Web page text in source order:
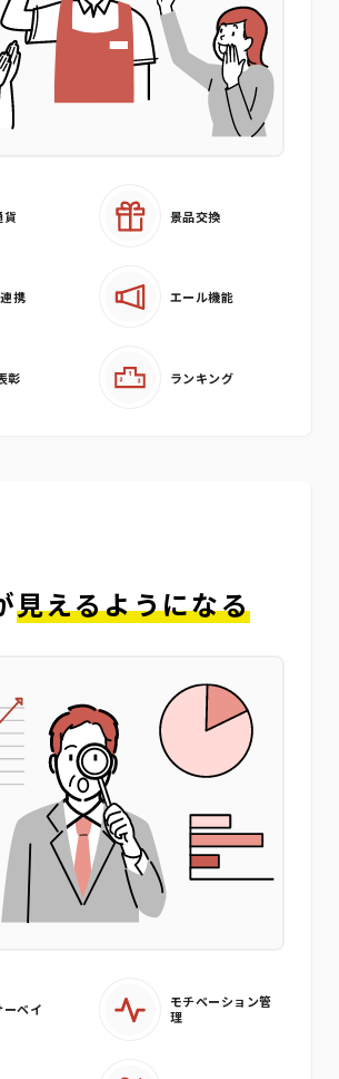
貨 景品交換
携 エール機能
彰 ランキング
見えるようになる
ベイ
モチベーション管
理